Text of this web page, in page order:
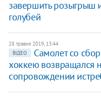
завершить розыгрыш
голубей
28 травня 2019, 13:44
ВІДЕО
Самолет со
хоккею возвращался
сопровождении